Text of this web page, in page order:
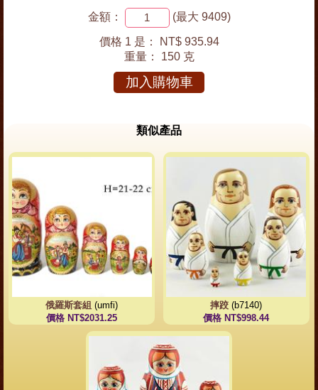
金額： (最大 9409)
價格 1 是：
NT$ 935.94
重量： 150 克
加入購物車
類似產品
俄羅斯套組 (umfi)
價格 NT$2031.25
摔跤 (b7140)
價格 NT$998.44